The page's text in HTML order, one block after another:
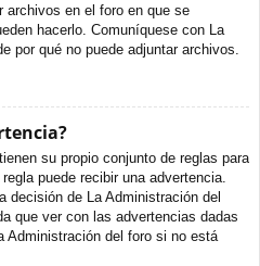
archivos en el foro en que se
hacerlo. Comuníquese con La
por qué no puede adjuntar archivos.
su propio conjunto de reglas para
puede recibir una advertencia.
decisión de La Administración del
que ver con las advertencias dadas
Administración del foro si no está